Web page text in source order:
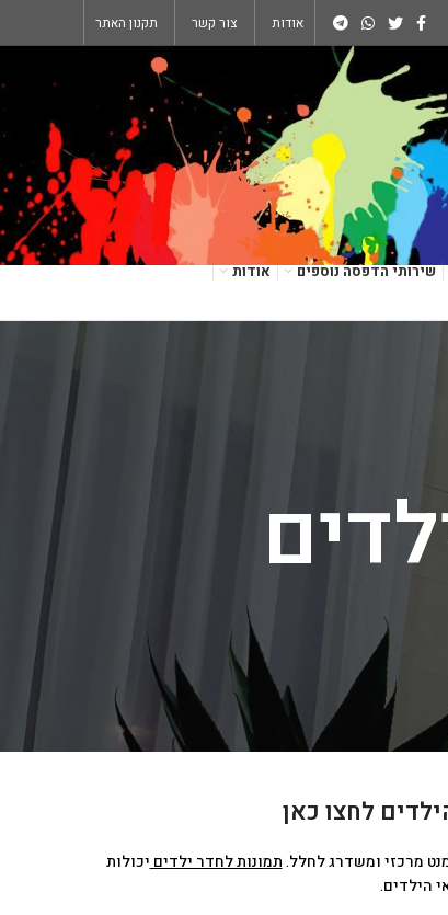
אודות צור קשר תקנון האתר
שירותי הדפסה נוספים אודות
לחצו כאן
מרכזי ומשדרג לחלל.תמונות לחדר ילדים יכולות
הילדים.